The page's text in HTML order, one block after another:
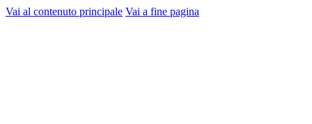
Vai al contenuto principale Vai a fine pagina